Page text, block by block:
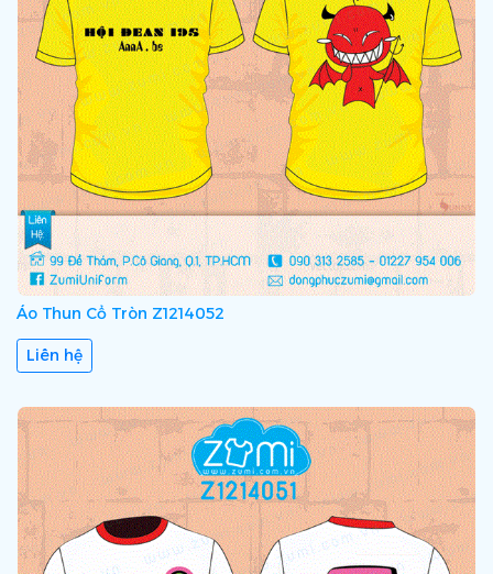
thông điệp trọn vẹn tới khách hàng.
Áo Thun Cổ Tròn Z1214052
Liên hệ